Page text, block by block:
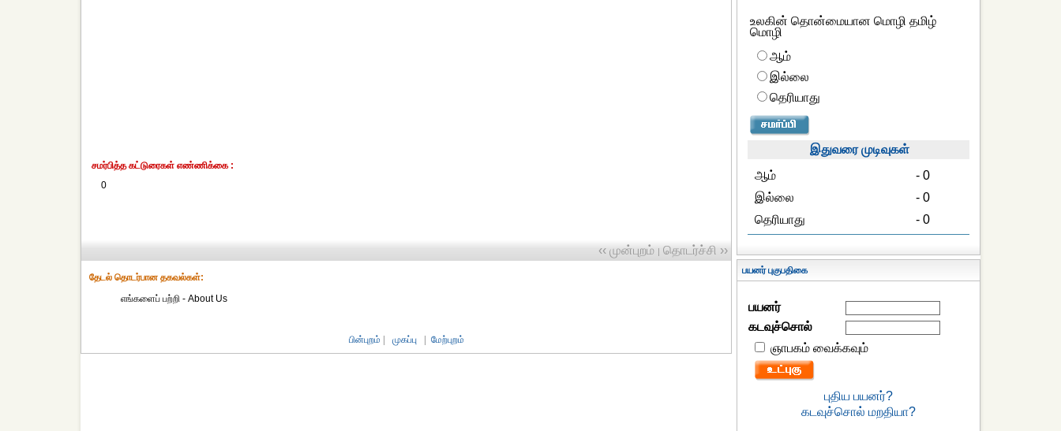
சமர்பித்த கட்டுரைகள் எண்ணிக்கை :
0
‹‹ முன்புறம் | தொடர்ச்சி ››
தேட‌ல் தொட‌ர்பான தகவ‌ல்க‌ள்:
எங்களைப் பற்றி - About Us
பின்புறம் முகப்பு மேற்புறம்
உலகின் தொன்மையான மொழி தமிழ்
மொழி
ஆம்
இல்லை
தெரியாது
இதுவரை முடிவுகள்
ஆம்
- 0
இல்லை
- 0
தெரியாது
- 0
பயனர் புகுபதிகை
பயனர்
கடவுச்சொல்
ஞாபகம் வைக்கவும்
புதிய பயனர்?
கடவுச்சொல் மறதியா?